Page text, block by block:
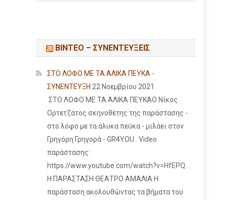
ΒΙΝΤΕΟ – ΣΥΝΕΝΤΕΥΞΕΙΣ
ΣΤΟ ΛΟΦΟ ΜΕ ΤΑ ΑΛΙΚΑ ΠΕΥΚΑ -
ΣΥΝΕΝΤΕΥΞΗ 22 Νοεμβρίου 2021
ΣΤΟ ΛΟΦΟ ΜΕ ΤΑ ΑΛΙΚΑ ΠΕΥΚΑΟ Νίκος
Ορτετζάτος σκηνοθέτης της παράστασης -
στο λόφο με τα άλυκα πεύκα - μιλάει στον
Γρηγόρη Γρηγορά - GR4YOU . Video
παράστασης:
https://www.youtube.com/watch?v=HfEPQ...
Η ΠΑΡΑΣΤΑΣΗ ΘΕΑΤΡΟ ΑΜΑΛΙΑ Η
παράσταση ακολουθώντας τα βήματα του